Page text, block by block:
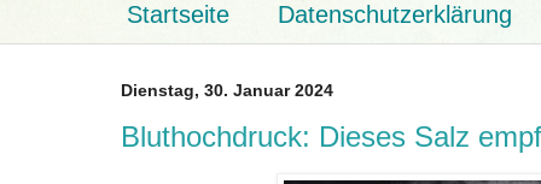
Startseite Datenschutzerklärung
Dienstag, 30. Januar 2024
Bluthochdruck: Dieses Salz